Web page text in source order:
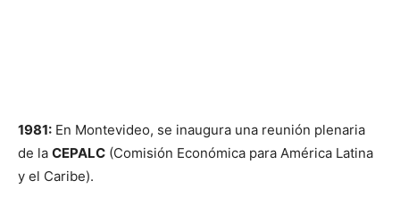
1981: En Montevideo, se inaugura una reunión plenaria
de la CEPALC (Comisión Económica para América Latina
y el Caribe).